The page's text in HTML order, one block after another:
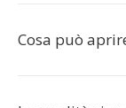
Cosa può